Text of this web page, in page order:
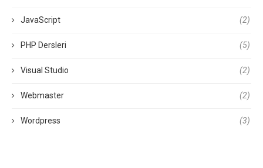
JavaScript (2)
PHP Dersleri (5)
Visual Studio (2)
Webmaster (2)
Wordpress (3)